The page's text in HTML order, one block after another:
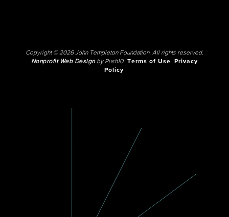
Copyright © 2026 John Templeton Foundation. All rights reserved.
Nonprofit Web Designby Push10. Terms of Use
Privacy
Policy